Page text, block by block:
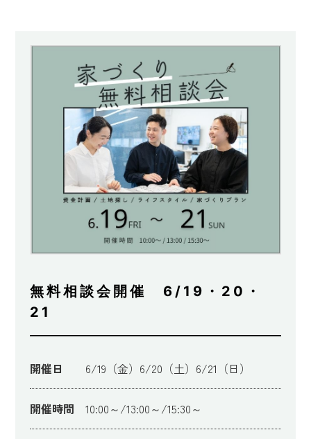
無料相談会開催 6/19・20・
21
開催日 6/19（金）6/20（土）6/21（日）
開催時間 10:00～/13:00～/15:30～